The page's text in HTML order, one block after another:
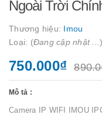
Ngoài Trời
Thương hiệu: Imou
Loại: (Đang cập nhật ... )
750.000₫
Mô tả :
Camera IP WIFI IMOU